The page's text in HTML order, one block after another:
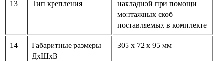
13 Тип крепления
накладной при помощи
монтажных скоб
поставляемых в комплекте
14
Габаритные размеры
ДхШхВ
305 х 72 х 95 мм